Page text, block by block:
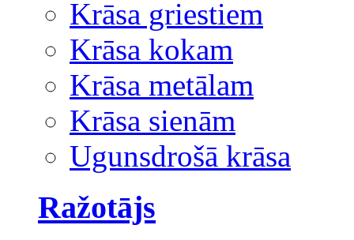
Krāsa griestiem
Krāsa kokam
Krāsa metālam
Krāsa sienām
Ugunsdrošā krāsa
Ražotājs